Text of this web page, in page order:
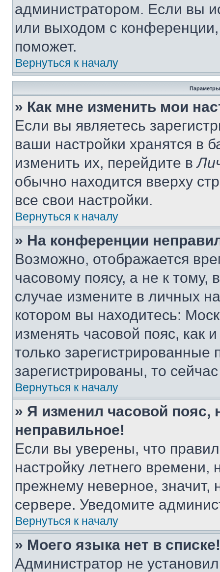
администратором. Если вы
или выходом с
поможет.
Вернуться к началу
Параметры
» Как мне изменить мои
Если вы являетесь
ваши настройки хранятся в
изменить их, перейдите в
обычно находится вверху
все свои настройки.
Вернуться к началу
» На конференции
Возможно, отображается
часовому поясу, а не к тому,
случае измените в личных
котором вы находитесь:
изменять часовой пояс, как
только
зарегистрированы, то
Вернуться к началу
» Я изменил часовой пояс,
неправильное!
Если вы уверены, что
настройку летнего
прежнему неверное, значит,
сервере. Уведомите
Вернуться к началу
» Моего языка нет в списке!
Администратор не